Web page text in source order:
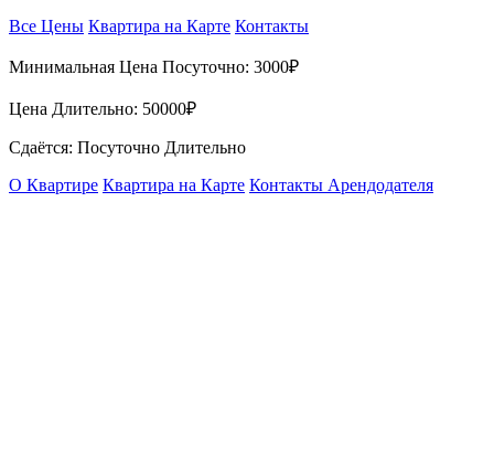
Все Цены Квартира на Карте Контакты
Минимальная Цена Посуточно: 3000₽
Цена Длительно: 50000₽
Сдаётся: Посуточно Длительно
О Квартире Квартира на Карте Контакты Арендодателя